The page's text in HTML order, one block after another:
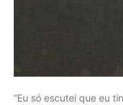
“Eu só escutei que eu